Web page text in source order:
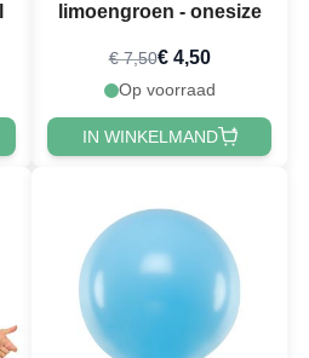
limoengroen - onesize
€ 7,50€ 4,50
Op voorraad
IN WINKELMAND